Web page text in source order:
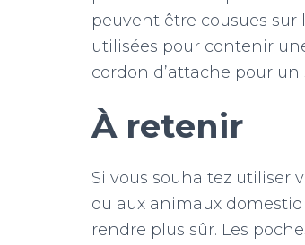
peuvent être cousues sur
utilisées pour contenir
cordon d’attache pour
À retenir
Si vous souhaitez utiliser
ou aux animaux
rendre plus sûr. Les